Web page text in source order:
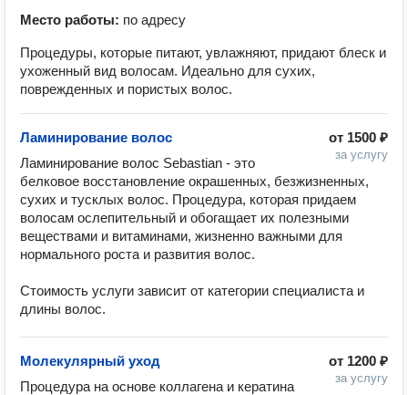
Место работы: по адресу
Процедуры, которые питают, увлажняют, придают блеск и
ухоженный вид волосам. Идеально для сухих,
поврежденных и пористых волос.
от 1500 ₽
за услугу
Ламинирование волос
Ламинирование волос Sebastian - это
белковое восстановление окрашенных, безжизненных,
сухих и тусклых волос. Процедура, которая придаем
волосам ослепительный и обогащает их полезными
веществами и витаминами, жизненно важными для
нормального роста и развития волос.
Стоимость услуги зависит от категории специалиста и
длины волос.
от 1200 ₽
за услугу
Молекулярный уход
Процедура на основе коллагена и кератина